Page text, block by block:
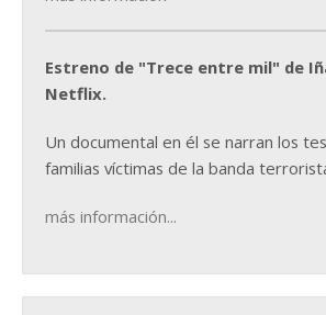
Estreno de "Trece entre mil" de
Netflix.
Un documental en él se narran los
familias víctimas de la banda
más información...